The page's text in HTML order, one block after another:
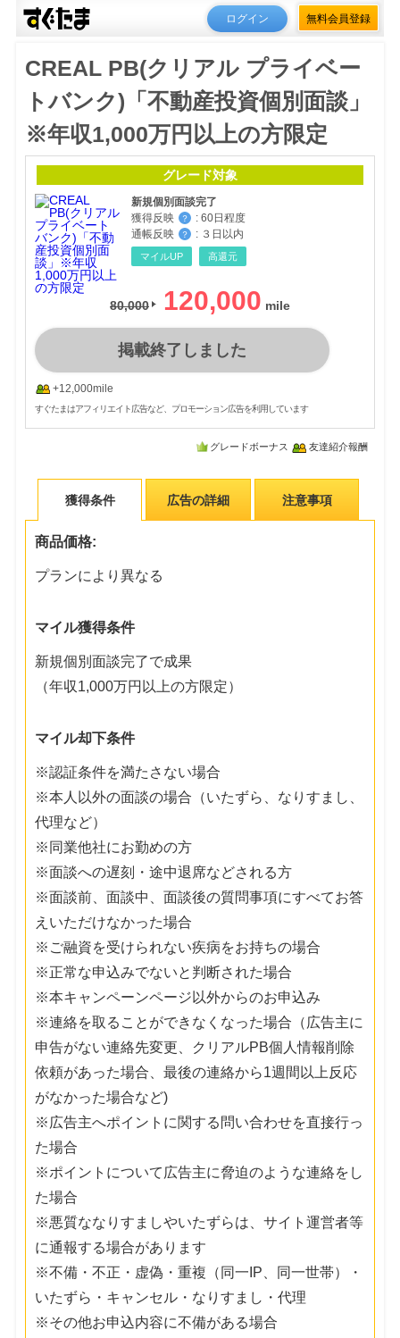
ログイン 無料会員登録
CREAL PB(クリアル プライベー
トバンク)「不動産投資個別面談」
※年収1,000万円以上の方限定
グレード対象
新規個別面談完了
獲得反映
？ : 60日程度
通帳反映
？ : ３日以内
マイルUP 高還元
80,000 120,000
掲載終了しました
+12,000mile
すぐたまはアフィリエイト広告など、プロモーション広告を利用しています
グレードボーナス 友達紹介報酬
獲得条件 広告の詳細 注意事項
商品価格:
プランにより異なる
マイル獲得条件
新規個別面談完了で成果
（年収1,000万円以上の方限定）
マイル却下条件
※認証条件を満たさない場合
※本人以外の面談の場合（いたずら、なりすまし、
代理など）
※同業他社にお勤めの方
※面談への遅刻・途中退席などされる方
※面談前、面談中、面談後の質問事項にすべてお答
えいただけなかった場合
※ご融資を受けられない疾病をお持ちの場合
※正常な申込みでないと判断された場合
※本キャンペーンページ以外からのお申込み
※連絡を取ることができなくなった場合（広告主に
申告がない連絡先変更、クリアルPB個人情報削除
依頼があった場合、最後の連絡から1週間以上反応
がなかった場合など)
※広告主へポイントに関する問い合わせを直接行っ
た場合
※ポイントについて広告主に脅迫のような連絡をし
た場合
※悪質ななりすましやいたずらは、サイト運営者等
に通報する場合があります
※不備・不正・虚偽・重複（同一IP、同一世帯）・
いたずら・キャンセル・なりすまし・代理
※その他お申込内容に不備がある場合